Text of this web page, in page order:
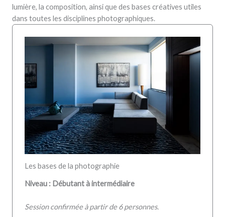
lumière, la composition, ainsi que des bases créatives utiles
dans toutes les disciplines photographiques.
Les bases de la photographie
Niveau : Débutant à intermédiaire
Session confirmée à partir de 6 personnes.